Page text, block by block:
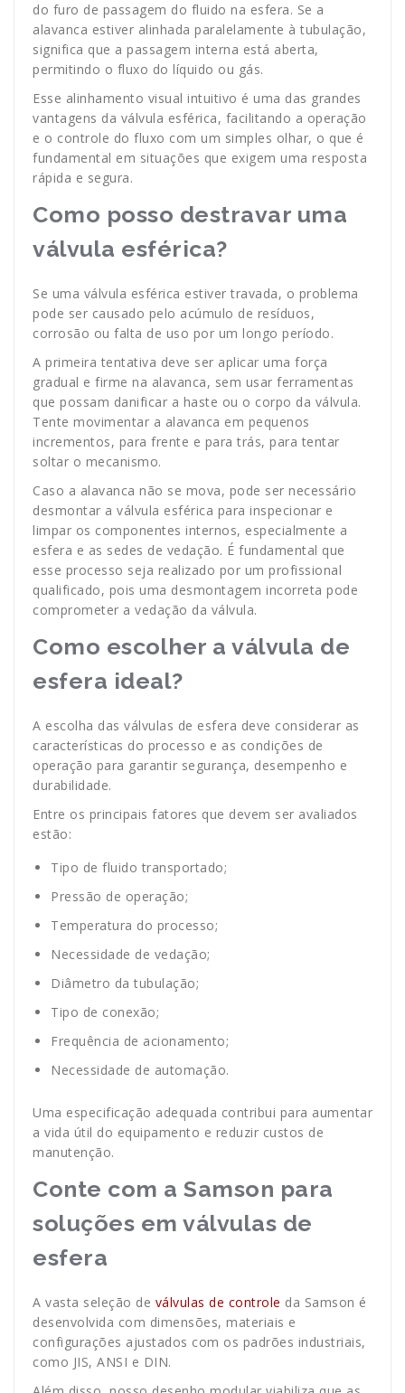
do furo de passagem do fluido na esfera. Se a
alavanca estiver alinhada paralelamente à tubulação,
significa que a passagem interna está aberta,
permitindo o fluxo do líquido ou gás.
Esse alinhamento visual intuitivo é uma das grandes
vantagens da válvula esférica, facilitando a operação
e o controle do fluxo com um simples olhar, o que é
fundamental em situações que exigem uma resposta
rápida e segura.
Como posso destravar uma
válvula esférica?
Se uma válvula esférica estiver travada, o problema
pode ser causado pelo acúmulo de resíduos,
corrosão ou falta de uso por um longo período.
A primeira tentativa deve ser aplicar uma força
gradual e firme na alavanca, sem usar ferramentas
que possam danificar a haste ou o corpo da válvula.
Tente movimentar a alavanca em pequenos
incrementos, para frente e para trás, para tentar
soltar o mecanismo.
Caso a alavanca não se mova, pode ser necessário
desmontar a válvula esférica para inspecionar e
limpar os componentes internos, especialmente a
esfera e as sedes de vedação. É fundamental que
esse processo seja realizado por um profissional
qualificado, pois uma desmontagem incorreta pode
comprometer a vedação da válvula.
Como escolher a válvula de
esfera ideal?
A escolha das válvulas de esfera deve considerar as
características do processo e as condições de
operação para garantir segurança, desempenho e
durabilidade.
Entre os principais fatores que devem ser avaliados
estão:
Tipo de fluido transportado;
Pressão de operação;
Temperatura do processo;
Necessidade de vedação;
Diâmetro da tubulação;
Tipo de conexão;
Frequência de acionamento;
Necessidade de automação.
Uma especificação adequada contribui para aumentar
a vida útil do equipamento e reduzir custos de
manutenção.
Conte com a Samson para
soluções em válvulas de
esfera
A vasta seleção de válvulas de controle da Samson é
desenvolvida com dimensões, materiais e
configurações ajustados com os padrões industriais,
como JIS, ANSI e DIN.